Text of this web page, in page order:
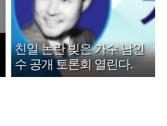
친일 논란 빚은 가수 남인
수 공개 토론회 열린다.